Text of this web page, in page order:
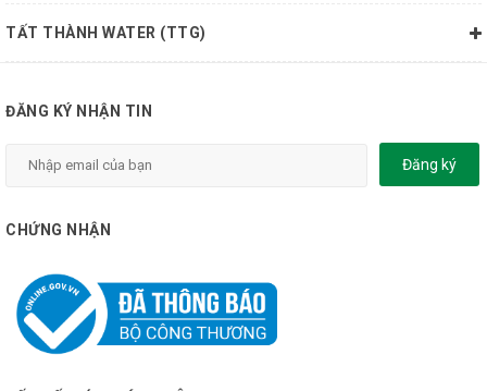
TẤT THÀNH WATER (TTG)
ĐĂNG KÝ NHẬN TIN
Đăng ký
CHỨNG NHẬN